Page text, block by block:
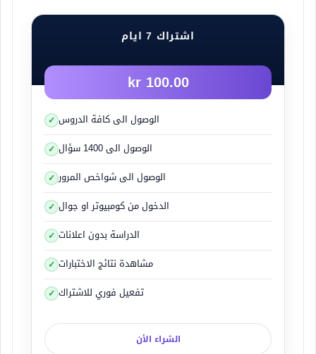
الأوتوستراد : يمكن ان يكون به ثلاث حقول للقيادة بها
والسرعة القصوى تكون 120 كم بالساعة ويعتبر طريق
دولي ويكون بأمتداد مستقيم ويكون عريض ولا يوجد به
تقاطعات مع طرق اخرى كما انه لا يوجد به عوائق او
حواجز او حقول سير مقابلة ولا يحق لك الوقوف
والتوقف او الاستدارة من خلال الفجوات الخاصة بسيارات
الطوارئ والشرطة والأشغال .
صور لمشاهدة الفرق بين الأوتوستراد والطريق
صور من الأوتوسترادات
اشتراك 7 ايام
100.00 kr
الوصول الى كافة الدروس
الوصول الى 1400 سؤال
الوصول الى شواخص المرور
الدخول من كومبيوتر او جوال
الدراسة بدون اعلانات
مشاهدة نتائج الاختبارات
تفعيل فوري للاشتراك
الشراء الأن